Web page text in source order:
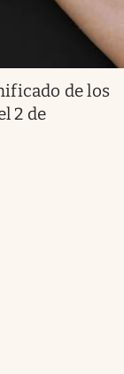
de los
2 de